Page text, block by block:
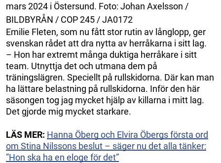
mars 2024 i Östersund. Foto: Johan Axelsson /
BILDBYRÅN / COP 245 / JA0172
Emilie Fleten, som nu fått stor rutin av långlopp, ger
svenskan rådet att dra nytta av herråkarna i sitt lag.
– Hon har extremt många duktiga herråkare i sitt
team. Utnyttja det och utmana dem på
träningslägren. Speciellt på rullskidorna. Där kan man
ha lättare belastning på rullskidorna. Inför den här
säsongen tog jag mycket hjälp av killarna i mitt lag.
Det gjorde mig mycket starkare.
LÄS MER: Hanna Öberg och Elvira Öbergs första ord
om Stina Nilssons beslut – säger nu det alla tänker:
”Hon ska ha en eloge för det”